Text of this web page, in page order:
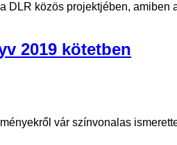
DLR közös projektjében,
2019 kötetben
vár színvonalas